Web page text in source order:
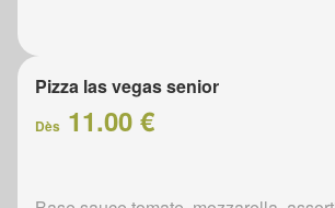
Pizza las vegas senior
Dès 11.00 €